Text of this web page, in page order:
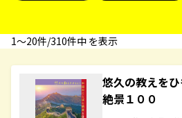
1〜20件/310件中 を表示
悠久の教えを
絶景１００